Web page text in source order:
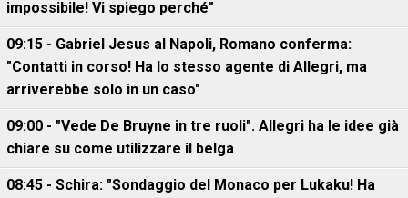
impossibile! Vi spiego perché"
09:15 - Gabriel Jesus al Napoli, Romano conferma:
"Contatti in corso! Ha lo stesso agente di Allegri, ma
arriverebbe solo in un caso"
09:00 - "Vede De Bruyne in tre ruoli". Allegri ha le idee già
chiare su come utilizzare il belga
08:45 - Schira: "Sondaggio del Monaco per Lukaku! Ha